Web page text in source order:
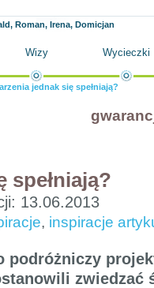
Roman, Irena, Domicjan
Wizy Wycieczki
jednak się spełniają?
spełniają?
13.06.2013
, inspiracje
podróżniczy
zwiedzać